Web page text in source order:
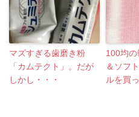
マズすぎる歯磨き粉
「カムテクト」。だが
しかし・・・
100均の
＆ソフ
ルを買